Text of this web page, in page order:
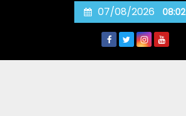
07/08/2026 08:02